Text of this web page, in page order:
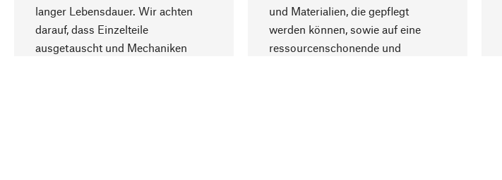
langer Lebensdauer. Wir achten
darauf, dass Einzelteile
ausgetauscht und Mechaniken
und Materialien, die gepflegt
werden können, sowie auf eine
ressourcenschonende und